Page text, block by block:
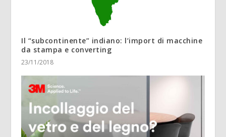
Il “subcontinente” indiano: l’import di macchine
da stampa e converting
23/11/2018